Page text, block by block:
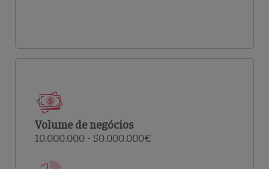
Volume de negócios
10.000.000 - 50.000.000€